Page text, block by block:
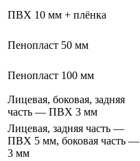
ПВХ 10 мм + плёнка
Пенопласт 50 мм
Пенопласт 100 мм
Лицевая, боковая, задняя
часть — ПВХ 3 мм
Лицевая, задняя часть —
ПВХ 5 мм, боковая часть —
3 мм